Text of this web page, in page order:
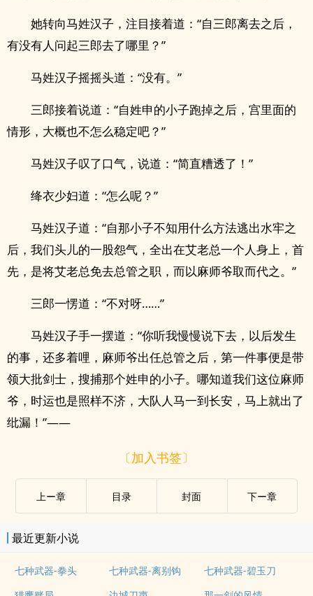
她转向马姓汉子，注目接着道：“自三郎离去之后，
有没有人问起三郎去了哪里？”
马姓汉子摇摇头道：“没有。”
三郎接着说道：“自姓申的小子跑掉之后，宫里面的
情形，大概也不怎么稳定吧？”
马姓汉子叹了口气，说道：“简直糟透了！”
绛衣少妇道：“怎么呢？”
马姓汉子道：“自那小子不知用什么方法逃出水牢之
后，我们头儿的一股怨气，全出在艾老总一个人身上，首
先，是将艾老总免去总管之职，而以麻师爷取而代之。”
三郎一愣道：“不对呀……”
马姓汉子手一摆道：“你听我慢慢说下去，以后发生
的事，还多着哩，麻师爷出任总管之后，第一件事便是带
领大批剑士，搜捕那个姓申的小子。哪知道我们这位麻师
爷，时运也是照样不济，大队人马一到长安，马上就出了
纰漏！”——
〔加入书签〕
上ー章 目录 封面 下ー章
最近更新小说
七种武器-拳头 七种武器-离别钩
七种武器-碧玉刀